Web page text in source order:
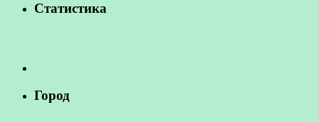
Статистика
Город